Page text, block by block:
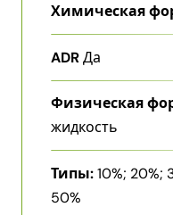
Химическая
ADRДа
Физическая
жидкость
Типы:10%; 20%;
50%